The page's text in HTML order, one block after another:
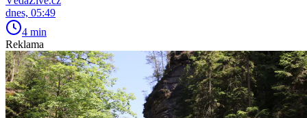
dnes, 05:49
4 min
Reklama